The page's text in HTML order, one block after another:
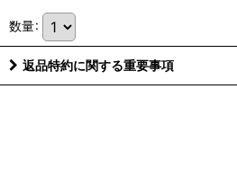
数量:
返品特約に関する重要事項